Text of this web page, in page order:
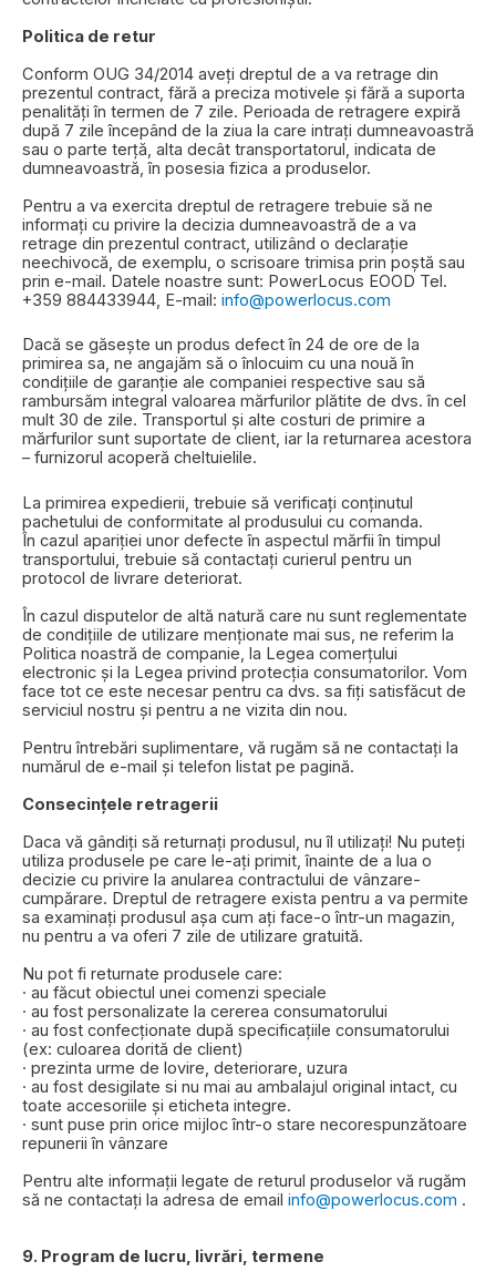
Politica de retur
Conform OUG 34/2014 aveți dreptul de a va retrage din
prezentul contract, fără a preciza motivele și fără a suporta
penalități în termen de 7 zile. Perioada de retragere expiră
după 7 zile începând de la ziua la care intrați dumneavoastră
sau o parte terță, alta decât transportatorul, indicata de
dumneavoastră, în posesia fizica a produselor.
Pentru a va exercita dreptul de retragere trebuie să ne
informați cu privire la decizia dumneavoastră de a va
retrage din prezentul contract, utilizând o declarație
neechivocă, de exemplu, o scrisoare trimisa prin poștă sau
prin e-mail. Datele noastre sunt: PowerLocus EOOD Tel.
+359 884433944, E-mail: info@powerlocus.com
Dacă se găsește un produs defect în 24 de ore de la
primirea sa, ne angajăm să o înlocuim cu una nouă în
condițiile de garanție ale companiei respective sau să
rambursăm integral valoarea mărfurilor plătite de dvs. în cel
mult 30 de zile. Transportul și alte costuri de primire a
mărfurilor sunt suportate de client, iar la returnarea acestora
– furnizorul acoperă cheltuielile.
La primirea expedierii, trebuie să verificați conținutul
pachetului de conformitate al produsului cu comanda.
În cazul apariției unor defecte în aspectul mărfii în timpul
transportului, trebuie să contactați curierul pentru un
protocol de livrare deteriorat.
În cazul disputelor de altă natură care nu sunt reglementate
de condițiile de utilizare menționate mai sus, ne referim la
Politica noastră de companie, la Legea comerțului
electronic și la Legea privind protecția consumatorilor. Vom
face tot ce este necesar pentru ca dvs. sa fiți satisfăcut de
serviciul nostru și pentru a ne vizita din nou.
Pentru întrebări suplimentare, vă rugăm să ne contactați la
numărul de e-mail și telefon listat pe pagină.
Consecințele retragerii
Daca vă gândiți să returnați produsul, nu îl utilizați! Nu puteți
utiliza produsele pe care le-ați primit, înainte de a lua o
decizie cu privire la anularea contractului de vânzare-
cumpărare. Dreptul de retragere exista pentru a va permite
sa examinați produsul așa cum ați face-o într-un magazin,
nu pentru a va oferi 7 zile de utilizare gratuită.
Nu pot fi returnate produsele care:
· au făcut obiectul unei comenzi speciale
· au fost personalizate la cererea consumatorului
· au fost confecționate după specificațiile consumatorului
(ex: culoarea dorită de client)
· prezinta urme de lovire, deteriorare, uzura
· au fost desigilate si nu mai au ambalajul original intact, cu
toate accesoriile și eticheta integre.
· sunt puse prin orice mijloc într-o stare necorespunzătoare
repunerii în vânzare
Pentru alte informații legate de returul produselor vă rugăm
să ne contactați la adresa de email info@powerlocus.com .
9. Program de lucru, livrări, termene